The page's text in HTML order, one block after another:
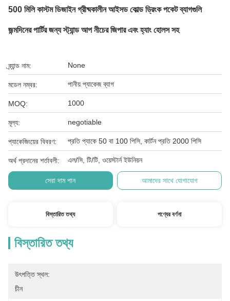
500 মিলি কাস্টম ডিজাইন গ্রীষ্মকালীন আইসড কোল্ড ড্রিংক পকেট ব্যাগগুলি
জন্মদিনের পার্টির জন্য স্ট্যান্ড আপ নীচের জিপার এবং হ্যাং হোলস সহ
ব্র্যান্ড নাম: None
মডেল নম্বর: পানীয় প্যাকেজ ব্যাগ
MOQ: 1000
মূল্য: negotiable
প্যাকেজিংয়ের বিবরণ: প্রতি প্যাকে 50 বা 100 পিসি, কার্টন প্রতি 2000 পিসি
অর্থ প্রদানের শর্তাবলী: এল/সি, টি/টি, ওয়েস্টার্ন ইউনিয়ন
সেরা দাম পান আমাদের সাথে যোগাযোগ
বিস্তারিত তথ্য পণ্যের বর্ণনা
বিস্তারিত তথ্য
উৎপত্তি স্থল:
চীন